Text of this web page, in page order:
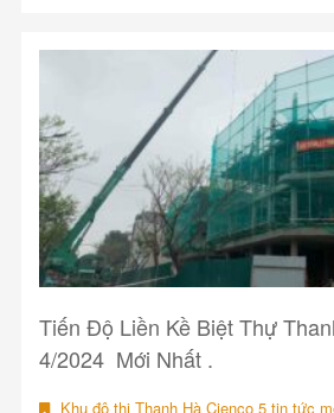
Tiến Độ Liền Kề Biệt Thự
4/2024 Mới Nhất .
Khu đô thị Thanh Hà Cienco 5 tin tức